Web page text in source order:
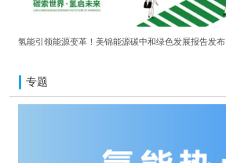
氢能引领能源变革！美锦能源碳中和绿色发展报告发布
专题